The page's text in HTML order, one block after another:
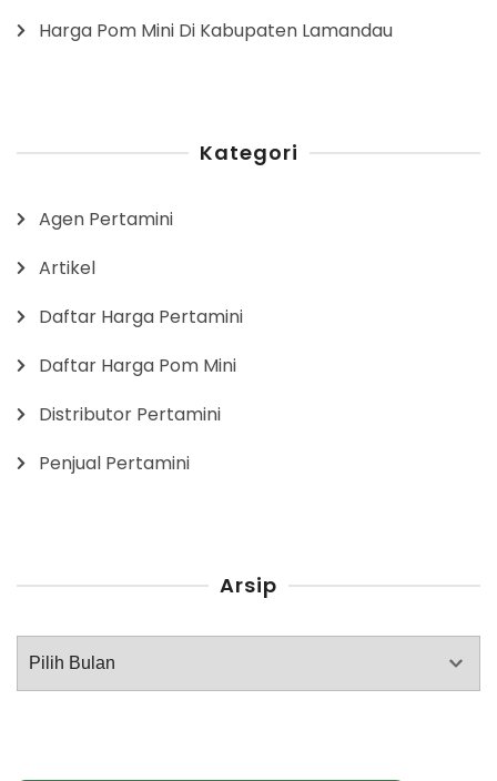
Harga Pom Mini Di Kabupaten Lamandau
Kategori
Agen Pertamini
Artikel
Daftar Harga Pertamini
Daftar Harga Pom Mini
Distributor Pertamini
Penjual Pertamini
Arsip
Arsip